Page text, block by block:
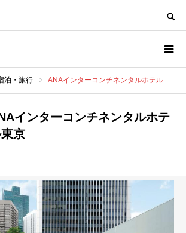
泊・旅行 ANAインターコンチネンタルホテル東京
インターコンチネンタルホテ
京